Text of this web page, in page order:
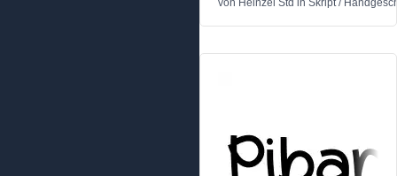
von Heinzel Std in Skript/